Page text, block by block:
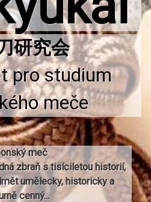
pro studium
meče
meč
zbraň s tisíciletou historií,
umělecky, historicky a
cenný...